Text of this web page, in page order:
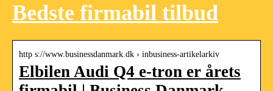
Bedste firmabil tilbud
http s://www.businessdanmark.dk › inbusiness-artikelarkiv
Elbilen Audi Q4 e-tron er årets